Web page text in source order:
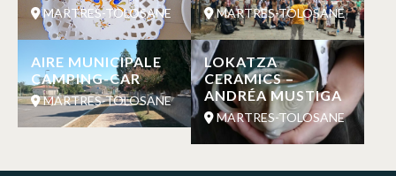
MARTRES-TOLOSANE MARTRES-TOLOSANE
AIRE MUNICIPALE
CAMPING-CAR
MARTRES-TOLOSANE
LOKATZA
CERAMICS –
ANDRÉA MUSTIGA
MARTRES-TOLOSANE